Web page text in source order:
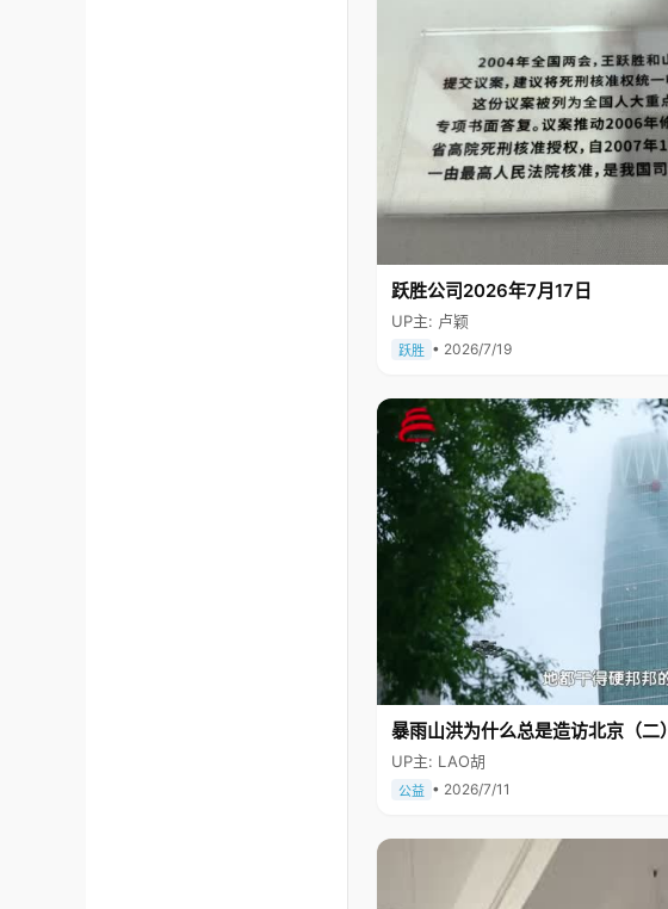
跃胜公司2026年7月17日
UP主: 卢颖
跃胜 • 2026/7/19
暴雨山洪为什么总是造访北京（二）
UP主: LAO胡
公益 • 2026/7/11